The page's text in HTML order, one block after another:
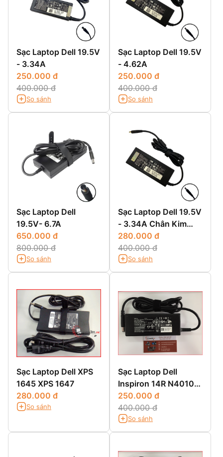
Sạc Laptop Dell 19.5V
- 3.34A
250.000 đ
400.000 đ
So sánh
Sạc Laptop Dell 19.5V
- 4.62A
250.000 đ
400.000 đ
So sánh
Sạc Laptop Dell
19.5V- 6.7A
650.000 đ
800.000 đ
So sánh
Sạc Laptop Dell 19.5V
- 3.34A Chân Kim
Nhỏ
280.000 đ
400.000 đ
So sánh
Sạc Laptop Dell XPS
1645 XPS 1647
280.000 đ
So sánh
Sạc Laptop Dell
Inspiron 14R N4010
14R N4110 14R 5420
250.000 đ
400.000 đ
So sánh